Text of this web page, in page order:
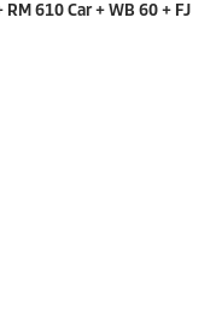
610 Car + WB 60 + FJ